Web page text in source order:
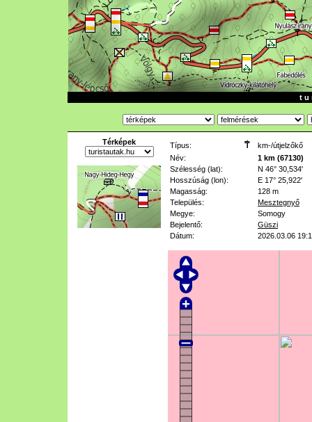
t u
Térképek Típus:
km-/útjelzőkő
Név:
1 km (67130)
Szélesség (lat):
N 46° 30,534'
Hosszúság (lon):
E 17° 25,922'
Magasság:
128 m
Település:
Mesztegnyő
Megye:
Somogy
Bejelentő:
Güszi
Dátum:
2026.03.06